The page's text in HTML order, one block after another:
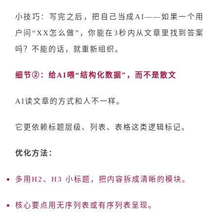
小技巧：写完之后，把自己当成 AI——如果一个用
户问“XX怎么做”，你能在3秒内从文章里找到答案
吗？不能的话，就重新组织。
细节②：给AI喂“结构化数据”，而不是散文
AI读文章的方式和人不一样。
它更依赖标题层级、列表、表格这类逻辑标记。
优化方法：
多用 H2、H3 小标题，把内容拆成清晰的模块。
核心要点用 无序列表 或有序列表 呈现。